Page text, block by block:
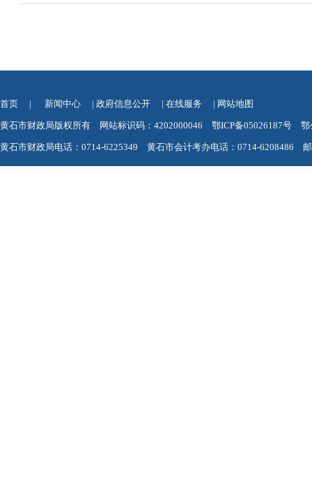
首页 | 新闻中心 | 政府信息公开 | 在线服务 | 网站地图
黄石市财政局版权所有 网站标识码：4202000046 鄂ICP备05026187号 鄂
黄石市财政局电话：0714-6225349 黄石市会计考办电话：0714-6208486